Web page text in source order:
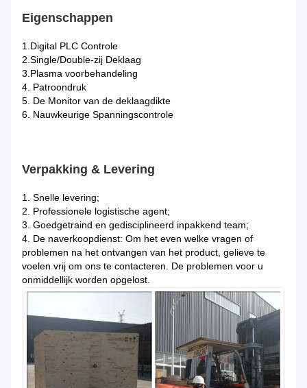
Eigenschappen
1.Digital PLC Controle
2.Single/Double-zij Deklaag
3.Plasma voorbehandeling
4. Patroondruk
5. De Monitor van de deklaagdikte
6. Nauwkeurige Spanningscontrole
Verpakking & Levering
1. Snelle levering;
2. Professionele logistische agent;
3. Goedgetraind en gedisciplineerd inpakkend team;
4. De naverkoopdienst: Om het even welke vragen of
problemen na het ontvangen van het product, gelieve te
voelen vrij om ons te contacteren. De problemen voor u
onmiddellijk worden opgelost.